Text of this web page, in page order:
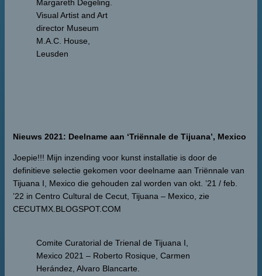
Margareth Degeling.
Visual Artist and Art
director Museum
M.A.C. House,
Leusden
Nieuws 2021: Deelname aan ‘Triënnale de Tijuana’, Mexico
Joepie!!! Mijn inzending voor kunst installatie is door de
definitieve selectie gekomen voor deelname aan Triënnale van
Tijuana I, Mexico die gehouden zal worden van okt. ’21 / feb.
’22 in Centro Cultural de Cecut, Tijuana – Mexico, zie
CECUTMX.BLOGSPOT.COM
Comite Curatorial de Trienal de Tijuana I,
Mexico 2021 – Roberto Rosique, Carmen
Herández, Alvaro Blancarte.